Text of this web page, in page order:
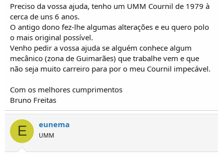
T
ó
p
i
c
s
o
Preciso da vossa ajuda, tenho um UMM Cournil de 1979 à
cerca de uns 6 anos.
O antigo dono fez-lhe algumas alterações e eu quero polo
o mais original possível.
Venho pedir a vossa ajuda se alguém conhece algum
mecânico (zona de Guimarães) que trabalhe vem e que
não seja muito carreiro para por o meu Cournil impecável.
Com os melhores cumprimentos
Bruno Freitas
E eunema
UMM